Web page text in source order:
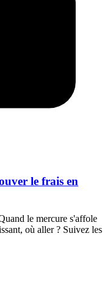
le frais en
le mercure s'affole
où aller ? Suivez les